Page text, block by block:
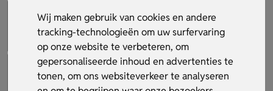
Wij maken gebruik van cookies en andere
tracking-technologieën om uw surfervaring
op onze website te verbeteren, om
gepersonaliseerde inhoud en advertenties te
tonen, om ons websiteverkeer te analyseren